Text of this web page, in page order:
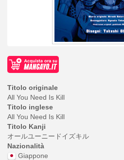
Titolo originale
All You Need Is Kill
Titolo inglese
All You Need Is Kill
Titolo Kanji
オールユーニードイズキル
Nazionalità
Giappone